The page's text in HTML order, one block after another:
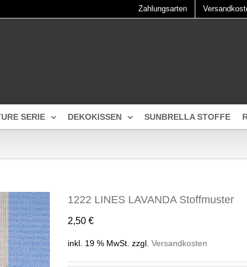
Zahlungsarten
SERIE DEKOKISSEN SUNBRELLA STOFFE
1222 LINES LAVANDA Stoffmuster
2,50 €
inkl. 19 % MwSt. zzgl. Versandkosten